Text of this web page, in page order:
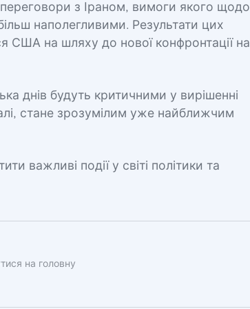
з Іраном, вимоги якого щодо
наполегливими. Результати цих
США на шляху до нової конфронтації на
днів будуть критичними у вирішенні
стане зрозумілим уже найближчим
важливі події у світі політики та
на головну